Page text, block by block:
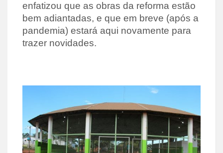
enfatizou que as obras da reforma estão
bem adiantadas, e que em breve (após a
pandemia) estará aqui novamente para
trazer novidades.